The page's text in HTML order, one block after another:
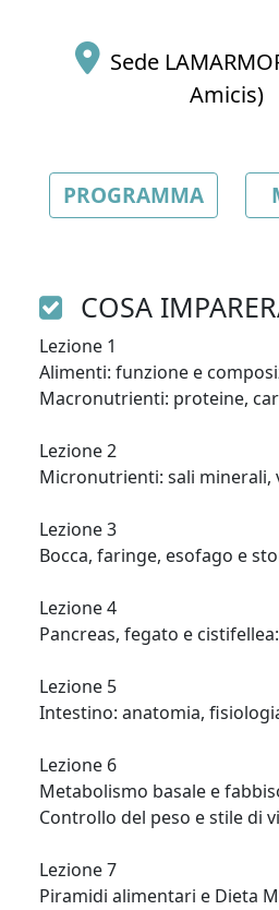
Sede
Amicis)
PROGRAMMA
COSA
Lezione 1
Alimenti: funzione e
Macronutrienti: proteine,
Lezione 2
Micronutrienti: sali minerali,
Lezione 3
Bocca, faringe, esofago e
Lezione 4
Pancreas, fegato e
Lezione 5
Intestino: anatomia,
Lezione 6
Metabolismo basale e
Controllo del peso e stile di
Lezione 7
Piramidi alimentari e Dieta